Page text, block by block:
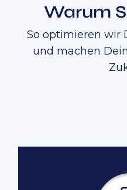
Warum
So optimieren wir
und machen